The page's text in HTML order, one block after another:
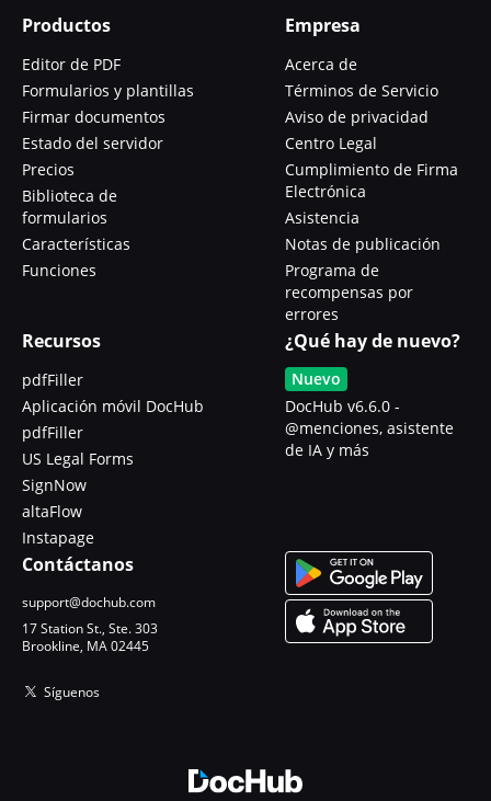
Productos
Editor de PDF
Formularios y plantillas
Firmar documentos
Estado del servidor
Precios
Biblioteca de
formularios
Características
Funciones
Empresa
Acerca de
Términos de Servicio
Aviso de privacidad
Centro Legal
Cumplimiento de Firma
Electrónica
Asistencia
Notas de publicación
Programa de
recompensas por
errores
Recursos
pdfFiller
Aplicación móvil DocHub
pdfFiller
US Legal Forms
SignNow
altaFlow
Instapage
¿Qué hay de nuevo?
Nuevo
DocHub v6.6.0 -
@menciones, asistente
de IA y más
Contáctanos
support@dochub.com
17 Station St., Ste. 303
Brookline, MA 02445
Síguenos